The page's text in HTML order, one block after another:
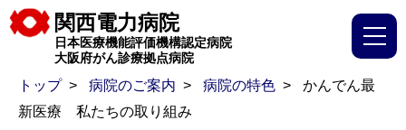
関西電力病院
日本医療機能評価機構認定病院
大阪府がん診療拠点病院
トップ 病院のご案内 病院の特色
かんでん最
新医療 私たちの取り組み